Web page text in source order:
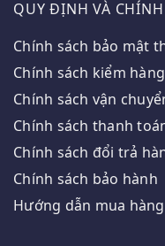
QUY ĐỊNH VÀ CHÍNH
Chính sách bảo mật
Chính sách kiểm hàng
Chính sách vận
Chính sách thanh
Chính sách đổi trả
Chính sách bảo hành
Hướng dẫn mua hàng